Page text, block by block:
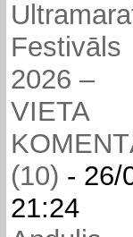
Festivāls
2026 –
VIETA
(10) - 26/
21:24